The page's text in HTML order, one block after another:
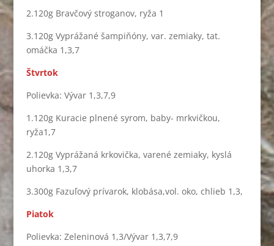
2.120g Bravčový stroganov, ryža 1
3.120g Vyprážané šampiňóny, var. zemiaky, tat.
omáčka 1,3,7
Štvrtok
Polievka: Vývar 1,3,7,9
1.120g Kuracie plnené syrom, baby- mrkvičkou,
ryža1,7
2.120g Vyprážaná krkovička, varené zemiaky, kyslá
uhorka 1,3,7
3.300g Fazuľový prívarok, klobása,vol. oko, chlieb 1,3,
Piatok
Polievka: Zeleninová 1,3/Vývar 1,3,7,9